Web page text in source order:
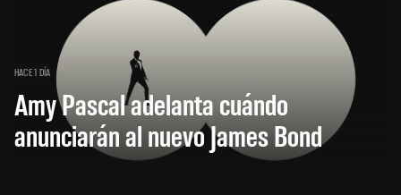
HACE 1 DÍA
Amy Pascal adelanta cuándo
anunciarán al nuevo James Bond